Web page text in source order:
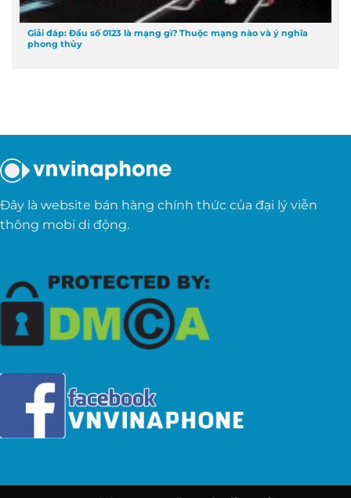
Giải đáp: Đầu số 0123 là mạng gì? Thuộc mạng nào và ý nghĩa
phong thủy
Đây là website bán hàng chính thức của đại lý viễn
thông mobi di động.